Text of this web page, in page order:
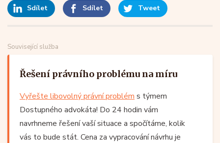
Sdílet Sdílet Tweet
Související služba
Řešení právního problému na míru
Vyřešte libovolný právní problém s týmem
Dostupného advokáta! Do 24 hodin vám
navrhneme řešení vaší situace a spočítáme, kolik
vás to bude stát. Cena za vypracování návrhu je